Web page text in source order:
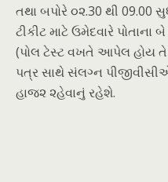
તથા બપોરે ૦૨.30 થી 09.00
ટીકીટ માટે ઉમેદવારે પોતાના
(પોલ ટેસ્ટ વખતે આપેલ હોય તે
પત્ર સાથે સંલગ્ન
હાજ૨ ૨હેવાનું રહેશે.